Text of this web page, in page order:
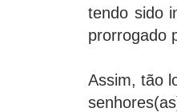
tendo sido
prorrogado
Assim, tão